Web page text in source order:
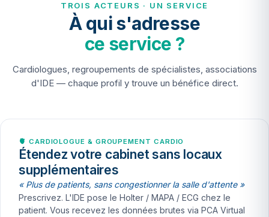
TROIS ACTEURS · UN SERVICE
À qui s'adresse
ce service ?
Cardiologues, regroupements de spécialistes, associations
d'IDE — chaque profil y trouve un bénéfice direct.
🫀 CARDIOLOGUE & GROUPEMENT CARDIO
Étendez votre cabinet sans locaux
supplémentaires
« Plus de patients, sans congestionner la salle d'attente »
Prescrivez. L'IDE pose le Holter / MAPA / ECG chez le
patient. Vous recevez les données brutes via PCA Virtual